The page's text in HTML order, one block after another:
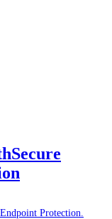
Protection.